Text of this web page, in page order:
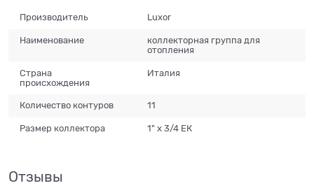
Производитель Luxor
Наименование
коллекторная группа для
отопления
Страна
происхождения
Италия
Количество контуров 11
Размер коллектора 1" х 3/4 ЕК
Отзывы